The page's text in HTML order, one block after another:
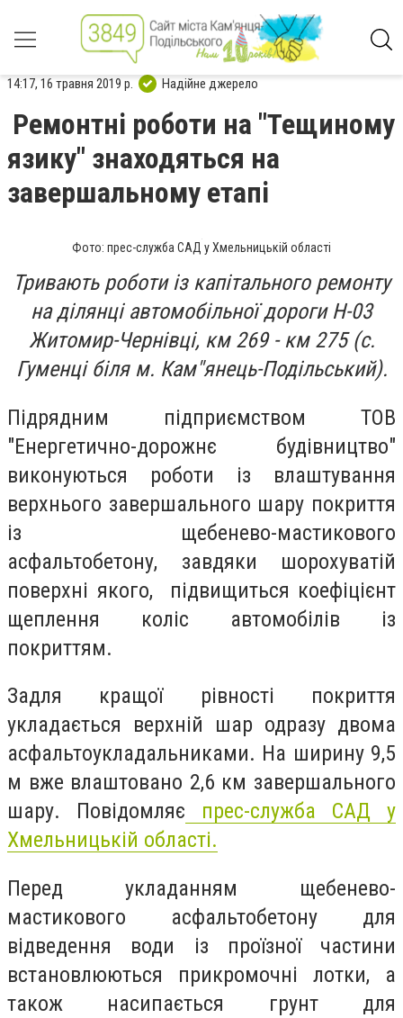
14:17, 16 травня 2019 р. Надійне джерело
Ремонтні роботи на "Тещиному
язику" знаходяться на
завершальному етапі
Фото: прес-служба САД у Хмельницькій області
Тривають роботи із капітального ремонту
на ділянці автомобільної дороги Н-03
Житомир-Чернівці, км 269 - км 275 (с.
Гуменці біля м. Кам"янець-Подільський).
Підрядним підприємством ТОВ
"Енергетично-дорожнє будівництво"
виконуються роботи із влаштування
верхнього завершального шару покриття
із щебенево-мастикового
асфальтобетону, завдяки шорохуватій
поверхні якого, підвищиться коефіцієнт
щеплення коліс автомобілів із
покриттям.
Задля кращої рівності покриття
укладається верхній шар одразу двома
асфальтоукладальниками. На ширину 9,5
м вже влаштовано 2,6 км завершального
шару. Повідомляє прес-служба САД у
Хмельницькій області.
Перед укладанням щебенево-
мастикового асфальтобетону для
відведення води із проїзної частини
встановлюються прикромочні лотки, а
також насипається грунт для